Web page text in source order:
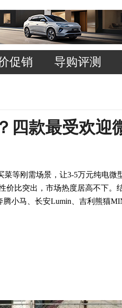
促销 导购评测
四款最受欢迎
等刚需场景，让3-5万元纯电微
价比突出，市场热度居高不下。
小马、长安Lumin、吉利熊猫